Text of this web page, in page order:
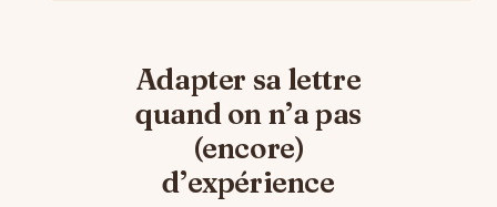
Adapter sa lettre
quand on n’a pas
(encore)
d’expérience